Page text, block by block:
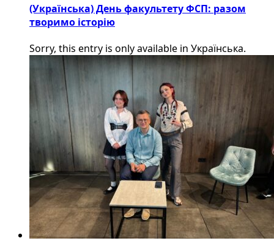
(Українська) День факультету ФСП: разом
творимо історію
Sorry, this entry is only available in Українська.